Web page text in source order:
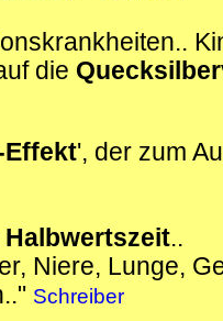
die
Effekt', der zum
Halbwertszeit..
Niere, Lunge,
Schreiber